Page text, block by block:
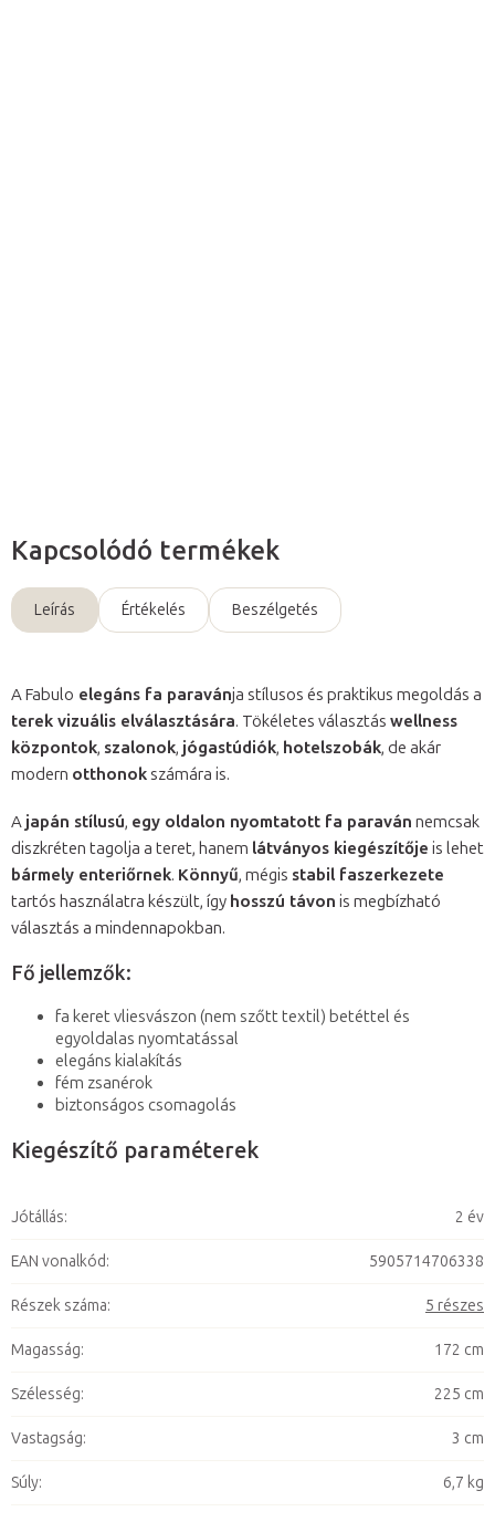
Kapcsolódó termékek
Leírás Értékelés Beszélgetés
A Fabulo elegáns fa paravánja stílusos és praktikus megoldás a
terek vizuális elválasztására. Tökéletes választás wellness
központok, szalonok, jógastúdiók, hotelszobák, de akár
modern otthonokszámára is.
A japán stílusú, egy oldalon nyomtatott fa paraván nemcsak
diszkréten tagolja a teret, hanem látványos kiegészítője is lehet
bármely enteriőrnek. Könnyű, mégis stabil faszerkezete
tartós használatra készült, így hosszú távon is megbízható
választás a mindennapokban.
Fő jellemzők:
fa keret vliesvászon (nem szőtt textil) betéttel és
egyoldalas nyomtatással
elegáns kialakítás
fém zsanérok
biztonságos csomagolás
Kiegészítő paraméterek
Jótállás: 2 év
EAN vonalkód: 5905714706338
Részek száma: 5 részes
Magasság: 172 cm
Szélesség: 225 cm
Vastagság: 3 cm
Súly: 6,7 kg